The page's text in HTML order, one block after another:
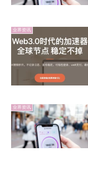
业界资讯
业界资讯